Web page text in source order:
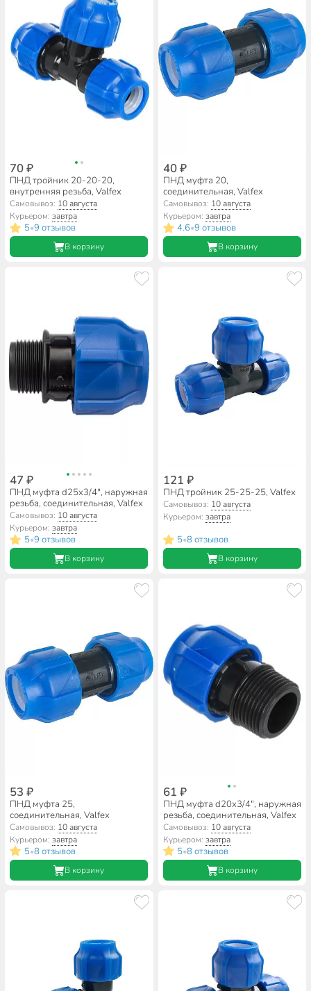
70 ₽
ПНД тройник 20-20-20,
внутренняя резьба, Valfex
Самовывоз: 10 августа
Курьером:завтра
5•9 отзывов
В корзину
40 ₽
ПНД муфта 20,
соединительная, Valfex
Самовывоз: 10 августа
Курьером: завтра
4.6•9 отзывов
В корзину
47 ₽
ПНД муфта d25х3/4", наружная
резьба, соединительная, Valfex
Самовывоз: 10 августа
Курьером:завтра
5•9 отзывов
В корзину
121 ₽
ПНД тройник 25-25-25, Valfex
Самовывоз: 10 августа
Курьером: завтра
5•8 отзывов
В корзину
53 ₽
ПНД муфта 25,
соединительная, Valfex
Самовывоз: 10 августа
Курьером:завтра
5•8 отзывов
В корзину
61 ₽
ПНД муфта d20х3/4", наружная
резьба, соединительная, Valfex
Самовывоз: 10 августа
Курьером: завтра
5•8 отзывов
В корзину